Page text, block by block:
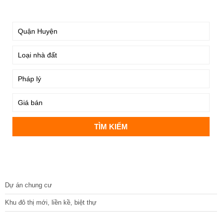
Dự án chung cư
Khu đô thị mới, liền kề, biệt thự